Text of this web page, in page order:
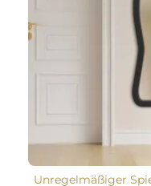
Unregelmäßiger